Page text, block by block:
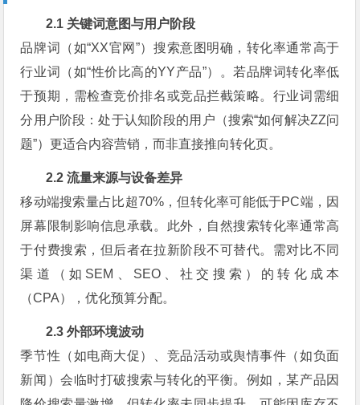
2.1 关键词意图与用户阶段
品牌词（如“XX官网”）搜索意图明确，转化率通常高于
行业词（如“性价比高的YY产品”）。若品牌词转化率低
于预期，需检查竞价排名或竞品拦截策略。行业词需细
分用户阶段：处于认知阶段的用户（搜索“如何解决ZZ问
题”）更适合内容营销，而非直接推向转化页。
2.2 流量来源与设备差异
移动端搜索量占比超70%，但转化率可能低于PC端，因
屏幕限制影响信息承载。此外，自然搜索转化率通常高
于付费搜索，但后者在拉新阶段不可替代。需对比不同
渠道（如SEM、SEO、社交搜索）的转化成本
（CPA），优化预算分配。
2.3 外部环境波动
季节性（如电商大促）、竞品活动或舆情事件（如负面
新闻）会临时打破搜索与转化的平衡。例如，某产品因